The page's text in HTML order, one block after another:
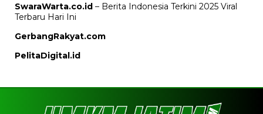
SwaraWarta.co.id – Berita Indonesia Terkini 2025 Viral
Terbaru Hari Ini
GerbangRakyat.com
PelitaDigital.id